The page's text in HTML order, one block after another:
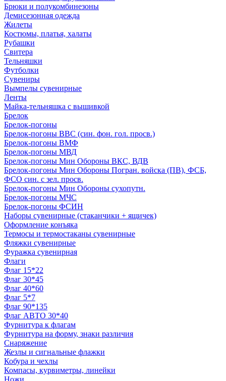
Брюки и полукомбинезоны
Демисезонная одежда
Жилеты
Костюмы, платья, халаты
Рубашки
Свитера
Тельняшки
Футболки
Сувениры
Вымпелы сувенирные
Ленты
Майка-тельняшка с вышивкой
Брелок
Брелок-погоны
Брелок-погоны ВВС (син. фон. гол. просв.)
Брелок-погоны ВМФ
Брелок-погоны МВД
Брелок-погоны Мин Обороны ВКС, ВДВ
Брелок-погоны Мин Обороны Погран. войска (ПВ), ФСБ,
ФСО син. с зел. просв.
Брелок-погоны Мин Обороны сухопутн.
Брелок-погоны МЧС
Брелок-погоны ФСИН
Наборы сувенирные (стаканчики + ящичек)
Оформление конъяка
Термосы и термостаканы сувенирные
Фляжки сувенирные
Фуражка сувенирная
Флаги
Флаг 15*22
Флаг 30*45
Флаг 40*60
Флаг 5*7
Флаг 90*135
Флаг АВТО 30*40
Фурнитура к флагам
Фурнитура на форму, знаки различия
Снаряжение
Жезлы и сигнальные флажки
Кобура и чехлы
Компасы, курвиметры, линейки
Ножи